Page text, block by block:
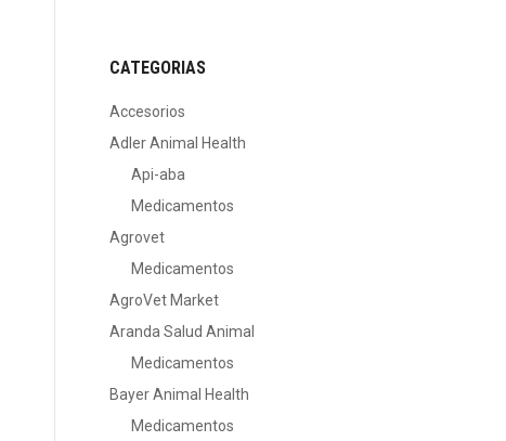
CATEGORIAS
Accesorios
Adler Animal Health
Api-aba
Medicamentos
Agrovet
Medicamentos
AgroVet Market
Aranda Salud Animal
Medicamentos
Bayer Animal Health
Medicamentos